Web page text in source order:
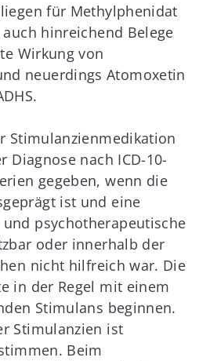
für Methylphenidat
hinreichend Belege
Wirkung von
neuerdings Atomoxetin
Stimulanzienmedikation
Diagnose nach ICD-10-
gegeben, wenn die
ist und eine
psychotherapeutische
oder innerhalb der
nicht hilfreich war. Die
in der Regel mit einem
Stimulans beginnen.
Stimulanzien ist
Beim